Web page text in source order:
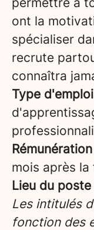
ont la
spécialiser
recrute
connaîtra
Type
mois après
Lieu du poste
Les intitulés
fonction des